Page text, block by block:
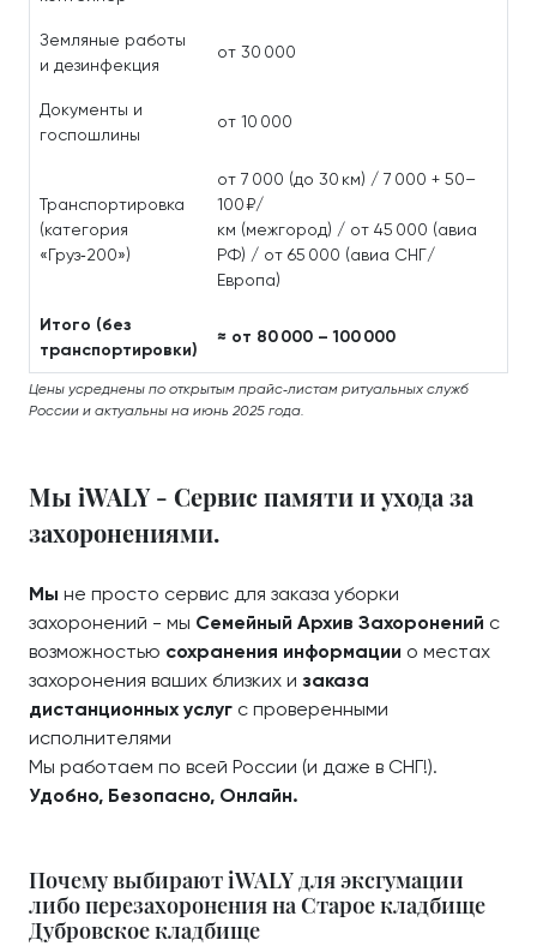
Земляные работы
и дезинфекция
от 30 000
Документы и
госпошлины
от 10 000
Транспортировка
(категория
«Груз‑200»)
от 7 000 (до 30 км) / 7 000 + 50–
100 ₽/
км (межгород) / от 45 000 (авиа
РФ) / от 65 000 (авиа СНГ/
Европа)
Итого (без
транспортировки)
≈ от 80 000 – 100 000
Цены усреднены по открытым прайс‑листам ритуальных служб
России и актуальны на июнь 2025 года.
Мы iWALY - Сервис памяти и ухода за
захоронениями.
Мы не просто сервис для заказа уборки
захоронений - мы Семейный Архив Захоронений с
возможностью сохранения информации о местах
захоронения ваших близких и заказа
дистанционных услуг с проверенными
исполнителями
Мы работаем по всей России (и даже в СНГ!).
Удобно, Безопасно, Онлайн.
Почему выбирают iWALY для эксгумации
либо перезахоронения на Старое кладбище
Дубровское кладбище